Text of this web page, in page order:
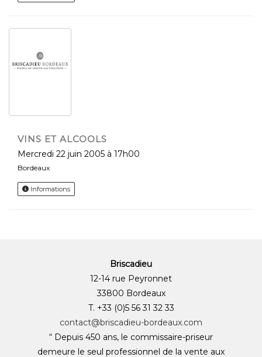
VINS ET ALCOOLS
mercredi 22 juin 2005 à 17h00
Bordeaux
Informations
Briscadieu
12-14 rue Peyronnet
33800 Bordeaux
T. +33 (0)5 56 31 32 33
contact@briscadieu-bordeaux.com
“ Depuis 450 ans, le commissaire-priseur
demeure le seul professionnel de la vente aux